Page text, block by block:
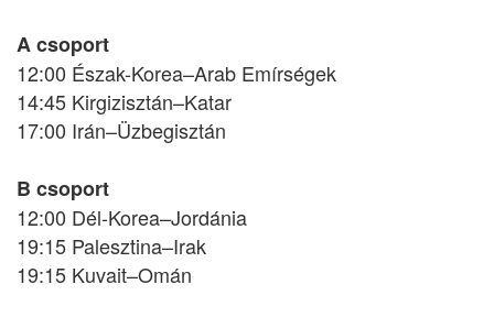
A csoport
12:00 Észak-Korea–Arab Emírségek
14:45 Kirgizisztán–Katar
17:00 Irán–Üzbegisztán
B csoport
12:00 Dél-Korea–Jordánia
19:15 Palesztina–Irak
19:15 Kuvait–Omán